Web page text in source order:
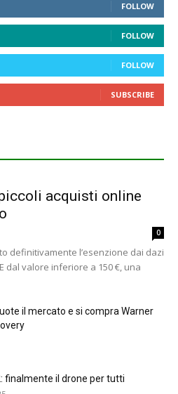
FOLLOW
FOLLOW
FOLLOW
SUBSCRIBE
acquisti online
0
definitivamente l’esenzione dai dazi
dal valore inferiore a 150 €, una
il mercato e si compra Warner
finalmente il drone per tutti